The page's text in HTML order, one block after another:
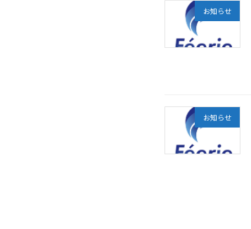
お知らせ
お知らせ